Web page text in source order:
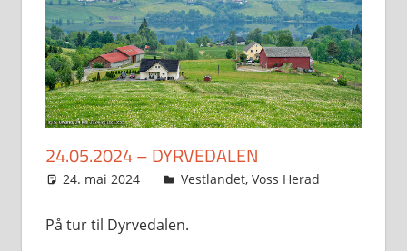
24.05.2024 – DYRVEDALEN
24. mai 2024 Svein
Vestlandet, Voss Herad
På tur til Dyrvedalen.